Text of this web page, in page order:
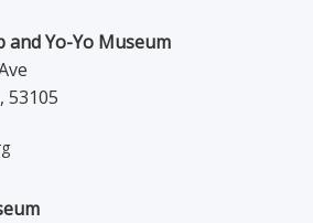
and Yo-Yo Museum
, 53105